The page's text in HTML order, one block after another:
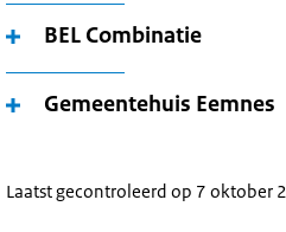
BEL Combinatie
Gemeentehuis Eemnes
Laatst gecontroleerd op 7 oktober